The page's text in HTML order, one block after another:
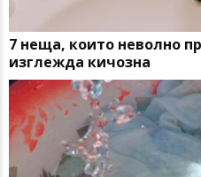
7 неща, които неволно
изглежда кичозна